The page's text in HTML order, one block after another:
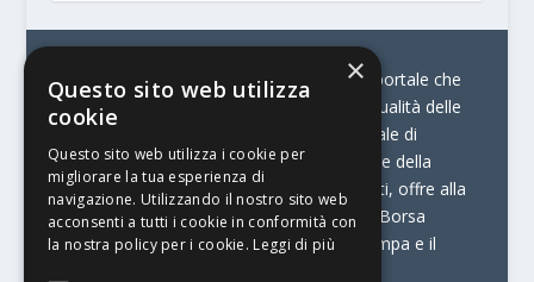
© Stratego Group –
stampamedia.net è il portale che
racconta le innovazioni tecnologiche e l’attualità delle
aziende di stampa e di converting. È il portale di
riferimento per chi opera in Italia nel settore della
comunicazione stampata. Oltre ai contenuti, offre alla
propria community diversi servizi come:
la Borsa
Lavoro, la Print Connection, i Big della Stampa e il
×
Questo sito web utilizza
cookie
Questo sito web utilizza i cookie per
migliorare la tua esperienza di
navigazione. Utilizzando il nostro sito web
acconsenti a tutti i cookie in conformità con
la nostra policy per i cookie. Leggi di più